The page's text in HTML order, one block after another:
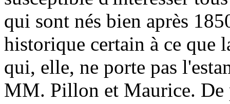
qui sont nés bien après
historique certain à ce que
qui, elle, ne porte pas
MM. Pillon et Maurice. De